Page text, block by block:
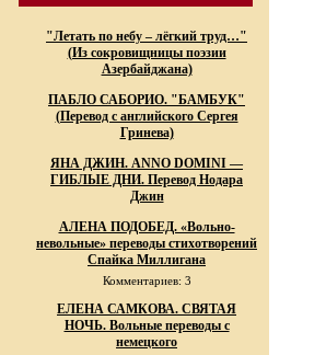
"Летать по небу – лёгкий труд…"
(Из сокровищницы поэзии
Азербайджана)
ПАБЛО САБОРИО. "БАМБУК"
(Перевод с английского Сергея
Гринева)
ЯНА ДЖИН. ANNO DOMINI —
ГИБЛЫЕ ДНИ. Перевод Нодара
Джин
АЛЕНА ПОДОБЕД. «Вольно-
невольные» переводы стихотворений
Спайка Миллигана
Комментариев: 3
ЕЛЕНА САМКОВА. СВЯТАЯ
НОЧЬ. Вольные переводы с
немецкого